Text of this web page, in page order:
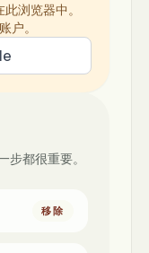
浏览器中。
户。
都很重要。
移除